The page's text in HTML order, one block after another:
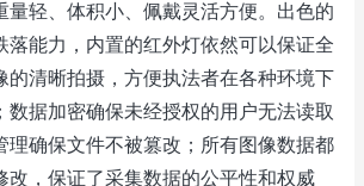
量轻、体积小、佩戴灵活方便。出色的
落能力，内置的红外灯依然可以保证全
的清晰拍摄，方便执法者在各种环境下
数据加密确保未经授权的用户无法读取
理确保文件不被篡改；所有图像数据都
改，保证了采集数据的公平性和权威